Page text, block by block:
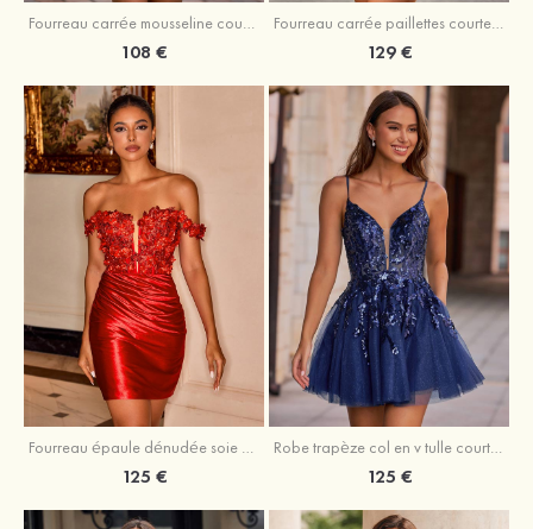
Fourreau carrée mousseline courte/mini robe de fête de la rentré avec volants
108 €
Fourreau carrée paillettes courte/mini robe de fête de la rentrée
129 €
125 € 125 €